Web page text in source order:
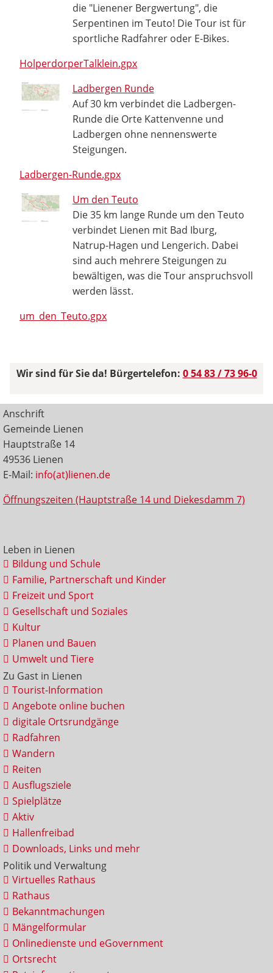
die "Lienener Bergwertung", die
Serpentinen im Teuto! Die Tour ist für
sportliche Radfahrer oder E-Bikes.
HolperdorperTalklein.gpx
Ladbergen Runde
Auf 30 km verbindet die Ladbergen-
Runde die Orte Kattenvenne und
Ladbergen ohne nennenswerte
Steigungen.
Ladbergen-Runde.gpx
Um den Teuto
Die 35 km lange Runde um den Teuto
verbindet Lienen mit Bad Iburg,
Natrup-Hagen und Lengerich. Dabei
sind auch mehrere Steigungen zu
bewältigen, was die Tour anspruchsvoll
werden lässt.
um_den_Teuto.gpx
Wir sind für Sie da! Bürgertelefon: 0 54 83 / 73 96-0
Anschrift
Gemeinde Lienen
Hauptstraße 14
49536 Lienen
E-Mail: info(at)lienen.de
Öffnungszeiten (Hauptstraße 14 und Diekesdamm 7)
Leben in Lienen
Bildung und Schule
Familie, Partnerschaft und Kinder
Freizeit und Sport
Gesellschaft und Soziales
Kultur
Planen und Bauen
Umwelt und Tiere
Zu Gast in Lienen
Tourist-Information
Angebote online buchen
digitale Ortsrundgänge
Radfahren
Wandern
Reiten
Ausflugsziele
Spielplätze
Aktiv
Hallenfreibad
Downloads, Links und mehr
Politik und Verwaltung
Virtuelles Rathaus
Rathaus
Bekanntmachungen
Mängelformular
Onlinedienste und eGovernment
Ortsrecht